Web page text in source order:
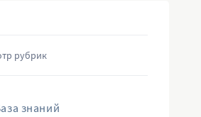
рубрик
знаний